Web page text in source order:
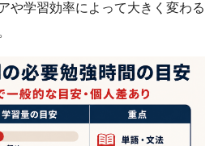
や学習効率によって大きく変わる